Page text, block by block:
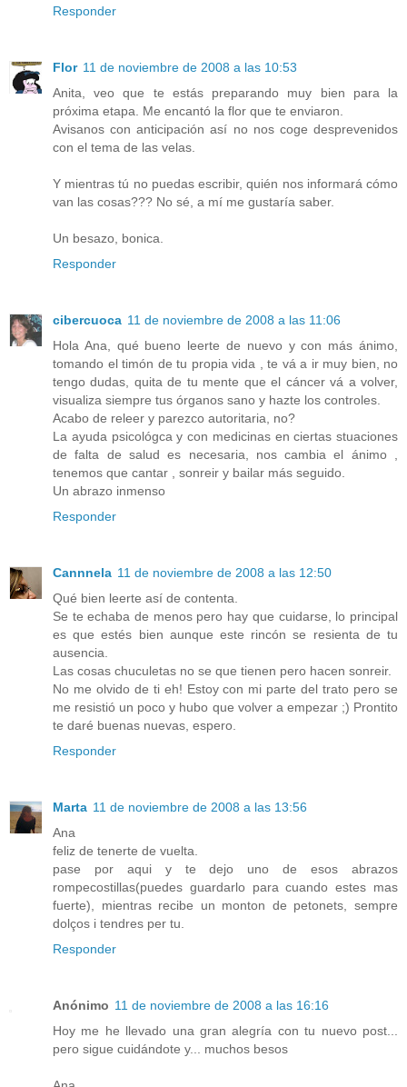
Responder
Flor 11 de noviembre de 2008 a las 10:53
Anita, veo que te estás preparando muy bien para la
próxima etapa. Me encantó la flor que te enviaron.
Avisanos con anticipación así no nos coge desprevenidos
con el tema de las velas.
Y mientras tú no puedas escribir, quién nos informará cómo
van las cosas??? No sé, a mí me gustaría saber.
Un besazo, bonica.
Responder
cibercuoca 11 de noviembre de 2008 a las 11:06
Hola Ana, qué bueno leerte de nuevo y con más ánimo,
tomando el timón de tu propia vida , te vá a ir muy bien, no
tengo dudas, quita de tu mente que el cáncer vá a volver,
visualiza siempre tus órganos sano y hazte los controles.
Acabo de releer y parezco autoritaria, no?
La ayuda psicológca y con medicinas en ciertas stuaciones
de falta de salud es necesaria, nos cambia el ánimo ,
tenemos que cantar , sonreir y bailar más seguido.
Un abrazo inmenso
Responder
Cannnela 11 de noviembre de 2008 a las 12:50
Qué bien leerte así de contenta.
Se te echaba de menos pero hay que cuidarse, lo principal
es que estés bien aunque este rincón se resienta de tu
ausencia.
Las cosas chuculetas no se que tienen pero hacen sonreir.
No me olvido de ti eh! Estoy con mi parte del trato pero se
me resistió un poco y hubo que volver a empezar ;) Prontito
te daré buenas nuevas, espero.
Responder
Marta 11 de noviembre de 2008 a las 13:56
Ana
feliz de tenerte de vuelta.
pase por aqui y te dejo uno de esos abrazos
rompecostillas(puedes guardarlo para cuando estes mas
fuerte), mientras recibe un monton de petonets, sempre
dolços i tendres per tu.
Responder
Anónimo 11 de noviembre de 2008 a las 16:16
Hoy me he llevado una gran alegría con tu nuevo post...
pero sigue cuidándote y... muchos besos